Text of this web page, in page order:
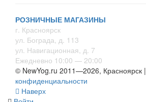
РОЗНИЧНЫЕ МАГАЗИНЫ
г. Красноярск
ул. Бограда, д. 113
ул. Навигационная, д. 7
Ежедневно 10:00 — 20:00
© NewYog.ru 2011—2026, Красноярск |
конфиденциальности
Наверх